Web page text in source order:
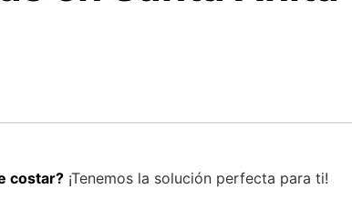
costar?¡Tenemos la solución perfecta para ti!